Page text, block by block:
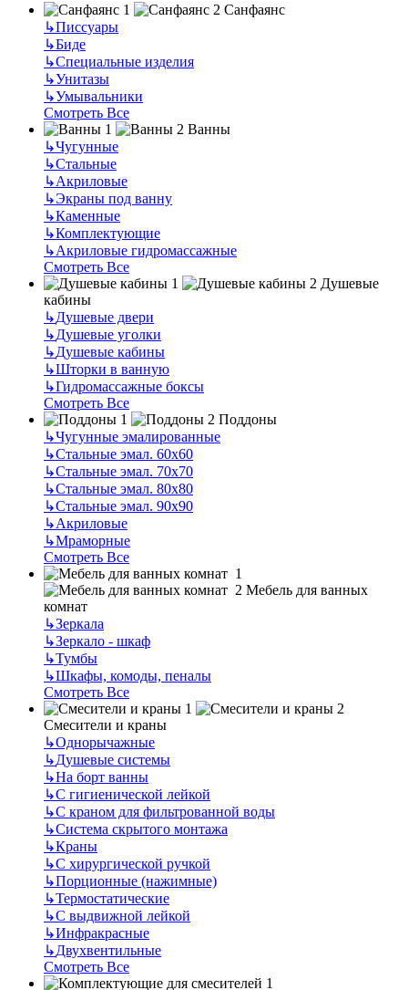
Санфаянс
↳Писсуары
↳Биде
↳Специальные изделия
↳Унитазы
↳Умывальники
Смотреть Все
Ванны
↳Чугунные
↳Стальные
↳Акриловые
↳Экраны под ванну
↳Каменные
↳Комплектующие
↳Акриловые гидромассажные
Смотреть Все
Душевые
кабины
↳Душевые двери
↳Душевые уголки
↳Душевые кабины
↳Шторки в ванную
↳Гидромассажные боксы
Смотреть Все
Поддоны
↳Чугунные эмалированные
↳Стальные эмал. 60х60
↳Стальные эмал. 70х70
↳Стальные эмал. 80х80
↳Стальные эмал. 90х90
↳Акриловые
↳Мраморные
Смотреть Все
Мебель для ванных
комнат
↳Зеркала
↳Зеркало - шкаф
↳Тумбы
↳Шкафы, комоды, пеналы
Смотреть Все
Смесители и краны
↳Однорычажные
↳Душевые системы
↳На борт ванны
↳С гигиенической лейкой
↳С краном для фильтрованной воды
↳Система скрытого монтажа
↳Краны
↳С хирургической ручкой
↳Порционные (нажимные)
↳Термостатические
↳С выдвижной лейкой
↳Инфракрасные
↳Двухвентильные
Смотреть Все